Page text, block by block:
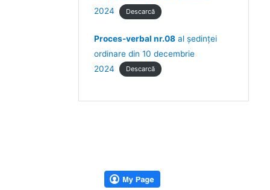
2024
Descarcă
Proces-verbal nr.08al ședinței
ordinare din 10 decembrie
2024
Descarcă